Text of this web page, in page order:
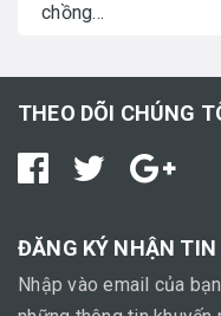
chồng...
THEO DÕI CHÚNG
ĐĂNG KÝ NHẬN
Nhập vào email của